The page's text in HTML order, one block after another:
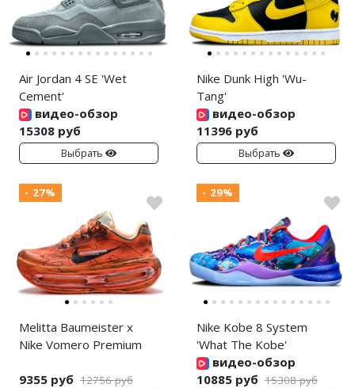
Air Jordan 4 SE 'Wet
Cement'
видео-обзор
15308 руб
Выбрать
Nike Dunk High 'Wu-
Tang'
видео-обзор
11396 руб
Выбрать
- 27%
Melitta Baumeister x
Nike Vomero Premium
9355 руб 12756 руб
- 29%
Nike Kobe 8 System
'What The Kobe'
видео-обзор
10885 руб 15308 руб